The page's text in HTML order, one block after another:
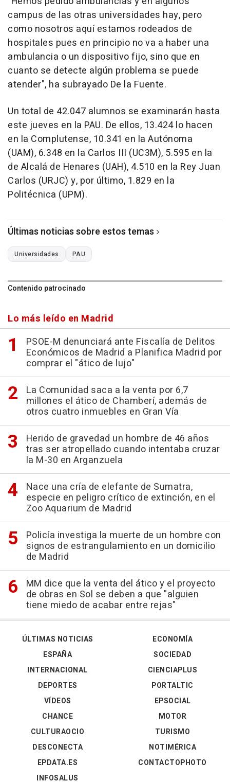
campus de las otras universidades hay, pero
como nosotros aquí estamos rodeados de
hospitales pues en principio no va a haber una
ambulancia o un dispositivo fijo, sino que en
cuanto se detecte algún problema se puede
atender", ha subrayado De la Fuente.
Un total de 42.047 alumnos se examinarán hasta
este jueves en la PAU. De ellos, 13.424 lo hacen
en la Complutense, 10.341 en la Autónoma
(UAM), 6.348 en la Carlos III (UC3M), 5.595 en la
de Alcalá de Henares (UAH), 4.510 en la Rey Juan
Carlos (URJC) y, por último, 1.829 en la
Politécnica (UPM).
Últimas noticias sobre estos temas
Universidades PAU
Contenido patrocinado
Lo más leído en Madrid
PSOE-M denunciará ante Fiscalía de Delitos
Económicos de Madrid a Planifica Madrid por
comprar el "ático de lujo"
La Comunidad saca a la venta por 6,7
millones el ático de Chamberí, además de
otros cuatro inmuebles en Gran Vía
Herido de gravedad un hombre de 46 años
tras ser atropellado cuando intentaba cruzar
la M-30 en Arganzuela
Nace una cría de elefante de Sumatra,
especie en peligro crítico de extinción, en el
Zoo Aquarium de Madrid
Policía investiga la muerte de un hombre con
signos de estrangulamiento en un domicilio
de Madrid
MM dice que la venta del ático y el proyecto
de obras en Sol se deben a que "alguien
tiene miedo de acabar entre rejas"
ÚLTIMAS NOTICIAS
ESPAÑA
INTERNACIONAL
DEPORTES
VÍDEOS
ECONOMÍA
SOCIEDAD
CIENCIAPLUS
PORTALTIC
EPSOCIAL
CHANCE
CULTURAOCIO
DESCONECTA
EPDATA.ES
INFOSALUS
MOTOR
TURISMO
NOTIMÉRICA
CONTACTOPHOTO